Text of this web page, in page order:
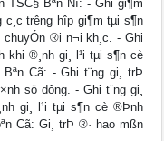
TSC§ Bªn Nî: - Ghi gi¶m
tr­êng hîp gi¶m tµi s¶n
®i n¬i kh¸c. - Ghi
®¸nh gi¸ l¹i tµi s¶n cè
Cã: - Ghi t¨ng gi¸ trÞ
sö dông. - Ghi t¨ng gi¸
gi¸ l¹i tµi s¶n cè ®Þnh
Cã: Gi¸ trÞ ®· hao mßn